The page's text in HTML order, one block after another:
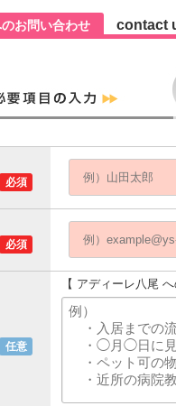
お問い合わせ contact
必須
必須
任意
【 アディーレ八尾